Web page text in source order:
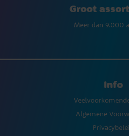
Groot
Meer dan 9.000
Info
Algemene